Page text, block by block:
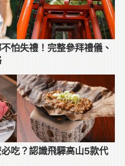
怕失禮！完整參拜禮儀、
吃？認識飛驒高山5款代